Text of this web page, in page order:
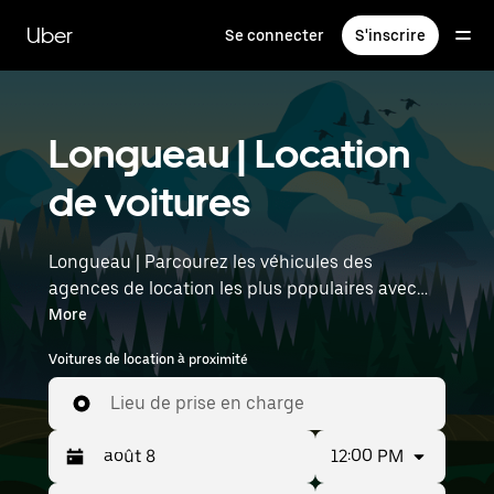
contenu
principal
Uber Se connecter S'inscrire
Longueau | Location
de voitures
Longueau | Parcourez les véhicules des
agences de location les plus populaires avec
Uber Rent. Des voitures électriques aux berlines
de luxe en passant par les SUV, vous trouverez
des véhicules adaptés aux voyageurs en solo et
aux groupes comptant jusqu'à sept personnes.
Saisissez l'heure et l'emplacement (par
exemple : Paris Beauvais) pour trouver des
voitures de location à proximité.
More
Voitures de location à proximité
Lieu de prise en charge
12:00 PM